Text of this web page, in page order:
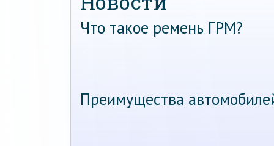
Что такое ремень ГРМ?
Преимущества